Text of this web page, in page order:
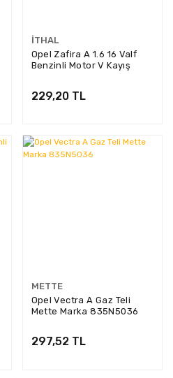
İTHAL
Opel Zafira A 1.6 16 Valf
Benzinli Motor V Kayış
229,20 TL
METTE
Opel Vectra A Gaz Teli
Mette Marka 835N5036
297,52 TL